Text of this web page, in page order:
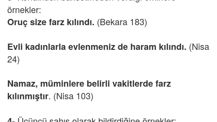
örnekler:
Oruç size farz kılındı. (Bekara 183)
Evli kadınlarla evlenmeniz de haram kılındı. (Nisa
24)
Namaz, müminlere belirli vakitlerde farz
kılınmıştır. (Nisa 103)